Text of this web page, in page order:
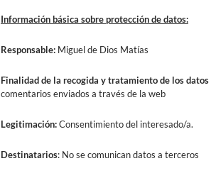
Información básica sobre protección de datos:
Responsable: Miguel de Dios Matías
Finalidadde la recogida y tratamiento de los datos
comentarios enviados a través de la web
Legitimación:Consentimiento del interesado/a.
Destinatarios: No se comunican datos a terceros